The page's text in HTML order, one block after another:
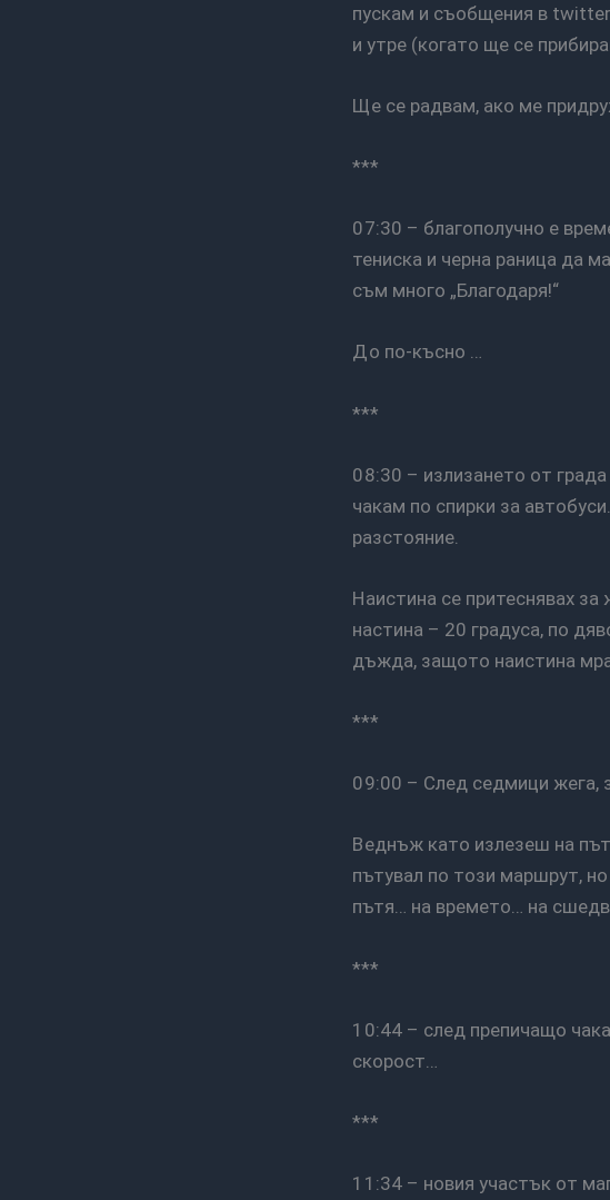
пускам и съобщения в
и утре (когато ще се
Ще се радвам, ако ме
***
07:30 – благополучно е време да се насоча на вън. Ако видите един кретен със сива
тениска и черна раница да
съм много „Благодаря!“
До по-късно …
***
08:30 – излизането от града винаги е най-трудната част. Винаги ми е било досадно да
чакам по спирки за
разстояние.
Наистина се притеснявах за жегата, но в момента май има по-голяма вероятност да
настина – 20 градуса, по
дъжда, защото наистина
***
09:00 – След седмици жега,
Веднъж като излезеш на пътя и перспективата се променя. Може десетки пъти да съм
пътувал по този маршрут,
пътя… на времето… на
***
10:44 – след препичащо чакане е добре да те качат в кола с климатик… и добра
скорост…
***
11:34 – новия участък от магистралата на Бат Бойко е много добра, но някой май е